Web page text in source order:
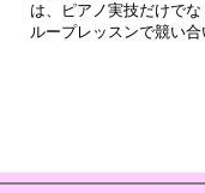
は、ピアノ実技だけで
ループレッスンで競い